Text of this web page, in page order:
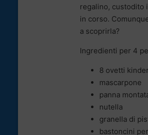
regalino, custodito
in corso.
a scoprirla?
Ingredienti per 4
8 ovetti
mascarpone
panna
nutella
granella di
bastoncini